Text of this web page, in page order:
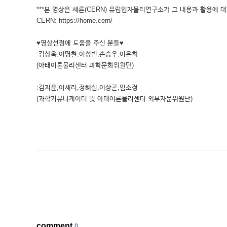
***본 영상은 세른(CERN) 유럽입자물리연구소가 그 내용과 활용에
CERN: https://home.cern/
♥영상선정에 도움을 주신 분들♥
:김상욱,이명현,이성빈,손승우,이은희
(아태이론물리센터 과학문화위원단)
:김지윤,이세리,정혜심,이상곤,임소정
(과학커뮤니케이터 및 아태이론물리센터 외부자문위원단)